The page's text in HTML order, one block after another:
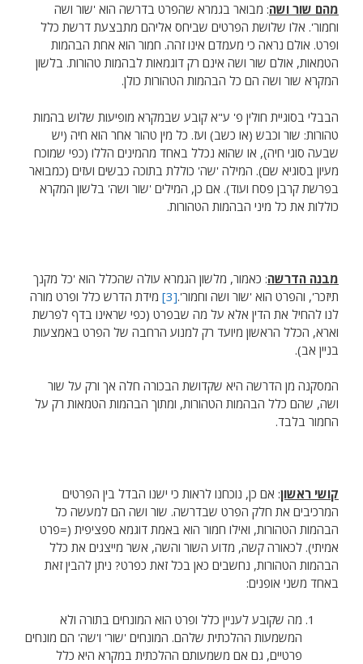
מהם שור ושה: מבואר בגמרא שהפרט בדרשה הוא 'שור ושה
וחמור'. אלו שלושת הפרטים שביחס אליהם מתבצעת דרשת כלל
ופרט. אולם נראה כי מעמדם אינו זהה. חמור הוא אחת הבהמות
הטמאות, אולם שור ושה אינם רק דוגמאות לבהמות טהורות. בלשון
המקרא שור ושה הם כל הבהמות הטהורות כולן.
הבבלי בסוגיית חולין פ' ע"א קובע שבמקרא מופיעות שלוש בהמות
טהורות: שור וכבש (או כשב) ועז. כל מין טהור אחר הוא חיה (יש
שבעה סוגי חיה), או שהוא נכלל באחד מהמינים הללו (כפי שמוכח
מעיון בסוגיא שם). המילה 'שה' כוללת בתוכה כבשים ועזים (כמבואר
בפרשת קרבן פסח ועוד). אם כן, המילים 'שור ושה' בלשון המקרא
כוללות את כל מיני הבהמות הטהורות.
מבנה הדרשה: כאמור, מלשון הגמרא עולה שהכלל הוא 'כל מקנך
תיזכר', והפרט הוא 'שור ושה וחמור'.[3]
מידת הדרש כלל ופרט מורה
לנו להחיל את הדין אלא על מה שבפרט (כפי שראינו בדף לפרשת
וארא, הכלל הראשון מיועד רק למנוע הרחבה של הפרט באמצעות
בניין אב).
המסקנה מן הדרשה היא שקדושת הבכורה חלה אך ורק על שור
ושה, שהם כלל הבהמות הטהורות, ומתוך הבהמות הטמאות רק על
החמור בלבד.
קושי ראשון: אם כן, נוכחנו לראות כי ישנו הבדל בין הפרטים
המרכיבים את חלק הפרט שבדרשה. שור ושה הם למעשה כל
הבהמות הטהורות, ואילו חמור הוא באמת דוגמא ספציפית (=פרט
אמיתי). לכאורה קשה, מדוע השור והשה, אשר מייצגים את כלל
הבהמות הטהורות, נחשבים כאן בכל זאת כפרט? ניתן להבין זאת
באחד משני אופנים:
מה שקובע לעניין כלל ופרט הוא המונחים בתורה ולא
המשמעות ההלכתית שלהם. המונחים 'שור' ו'שה' הם מונחים
פרטיים, גם אם משמעותם ההלכתית במקרא היא כלל